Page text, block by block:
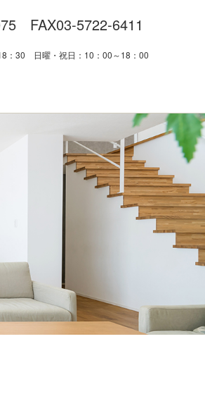
FAX03-5722-6411
：30 日曜・祝日：10：00～18：00